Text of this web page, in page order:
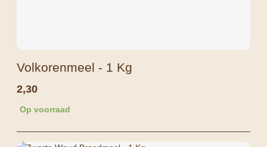
Volkorenmeel - 1 Kg
2,30
Op voorraad